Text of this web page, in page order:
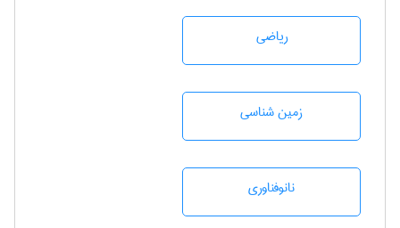
رياضی
زمين شناسی
نانوفناوری